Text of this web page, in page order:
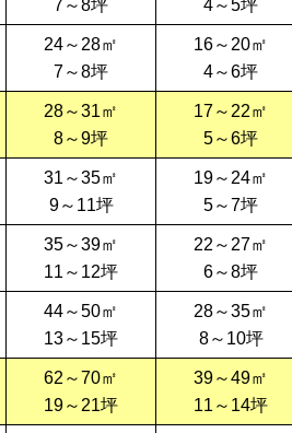
7～8坪
4～5坪
24～28㎡
7～8坪
16～20㎡
4～6坪
28～31㎡
8～9坪
17～22㎡
5～6坪
31～35㎡
9～11坪
19～24㎡
5～7坪
35～39㎡
11～12坪
22～27㎡
6～8坪
44～50㎡
13～15坪
28～35㎡
8～10坪
62～70㎡
19～21坪
39～49㎡
11～14坪